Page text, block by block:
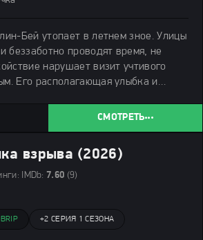
Бей утопает в летнем зное. Улицы
беззаботно проводят время, не
нарушает визит учтивого
Его располагающая улыбка и
разомлевших от жары
СМОТРЕТЬ
взрыва (2026)
IMDb: 7.60 (9)
+2 СЕРИЯ 1 СЕЗОНА